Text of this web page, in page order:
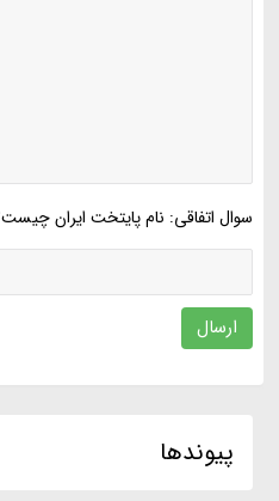
سوال اتفاقی: نام پایتخت ایران
ارسال
پیوندها